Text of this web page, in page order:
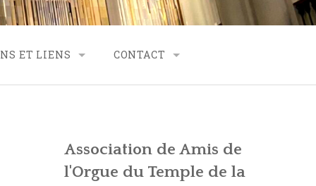
ET LIENS CONTACT
CONTACT – GÉNÉRALITÉS
Association de Amis de
l'Orgue du Temple de la